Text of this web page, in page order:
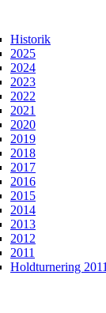
Historik
2025
2024
2023
2022
2021
2020
2019
2018
2017
2016
2015
2014
2013
2012
2011
Holdturnering